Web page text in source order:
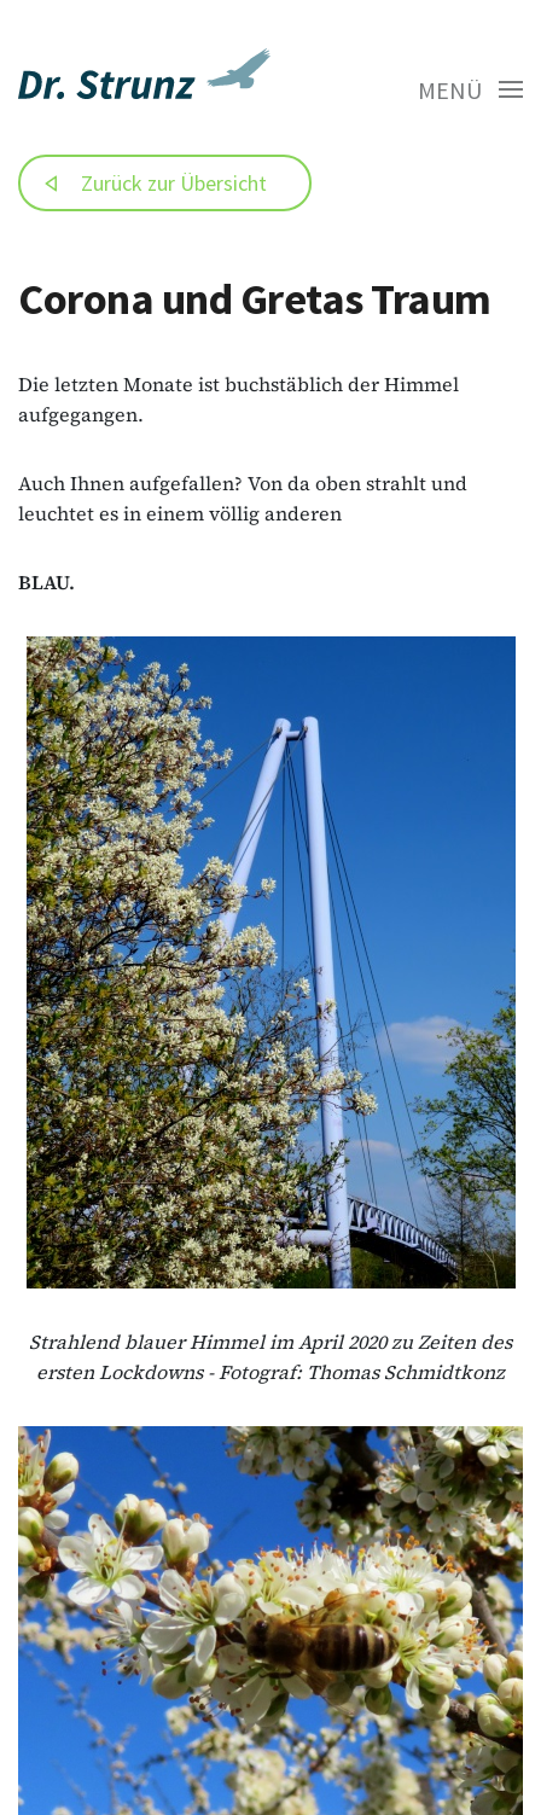
MENÜ
Zurück zur Übersicht
Corona und Gretas Traum
Die letzten Monate ist buchstäblich der Himmel
aufgegangen.
Auch Ihnen aufgefallen? Von da oben strahlt und
leuchtet es in einem völlig anderen
BLAU.
Strahlend blauer Himmel im April 2020 zu Zeiten des
ersten Lockdowns - Fotograf: Thomas Schmidtkonz